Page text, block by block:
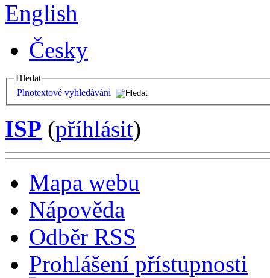
English
Česky
Hledat
Plnotextové vyhledávání
ISP (příhlásit)
Mapa webu
Nápověda
Odběr RSS
Prohlášení přístupnosti